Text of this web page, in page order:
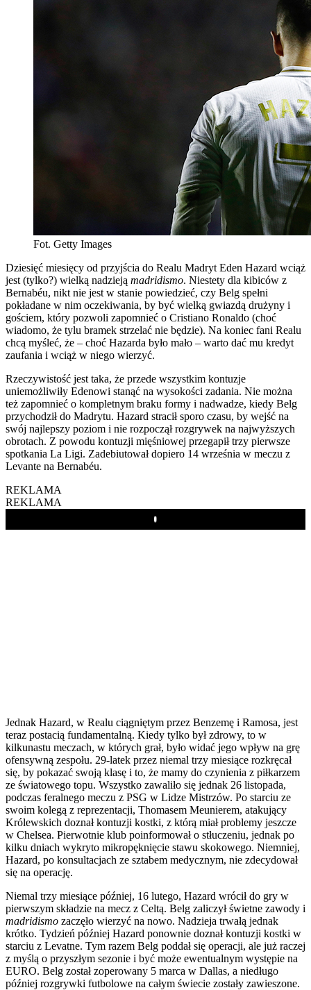
Fot. Getty Images
Dziesięć miesięcy od przyjścia do Realu Madryt Eden Hazard wciąż
jest (tylko?) wielką nadzieją madridismo. Niestety dla kibiców z
Bernabéu, nikt nie jest w stanie powiedzieć, czy Belg spełni
pokładane w nim oczekiwania, by być wielką gwiazdą drużyny i
gościem, który pozwoli zapomnieć o Cristiano Ronaldo (choć
wiadomo, że tylu bramek strzelać nie będzie). Na koniec fani Realu
chcą myśleć, że – choć Hazarda było mało – warto dać mu kredyt
zaufania i wciąż w niego wierzyć.
Rzeczywistość jest taka, że przede wszystkim kontuzje
uniemożliwiły Edenowi stanąć na wysokości zadania. Nie można
też zapomnieć o kompletnym braku formy i nadwadze, kiedy Belg
przychodził do Madrytu. Hazard stracił sporo czasu, by wejść na
swój najlepszy poziom i nie rozpoczął rozgrywek na najwyższych
obrotach. Z powodu kontuzji mięśniowej przegapił trzy pierwsze
spotkania La Ligi. Zadebiutował dopiero 14 września w meczu z
Levante na Bernabéu.
REKLAMA
REKLAMA
Play
Jednak Hazard, w Realu ciągniętym przez Benzemę i Ramosa, jest
teraz postacią fundamentalną. Kiedy tylko był zdrowy, to w
kilkunastu meczach, w których grał, było widać jego wpływ na grę
ofensywną zespołu. 29-latek przez niemal trzy miesiące rozkręcał
się, by pokazać swoją klasę i to, że mamy do czynienia z piłkarzem
ze światowego topu. Wszystko zawaliło się jednak 26 listopada,
podczas feralnego meczu z PSG w Lidze Mistrzów. Po starciu ze
swoim kolegą z reprezentacji, Thomasem Meunierem, atakujący
Królewskich doznał kontuzji kostki, z którą miał problemy jeszcze
w Chelsea. Pierwotnie klub poinformował o stłuczeniu, jednak po
kilku dniach wykryto mikropęknięcie stawu skokowego. Niemniej,
Hazard, po konsultacjach ze sztabem medycznym, nie zdecydował
się na operację.
Niemal trzy miesiące później, 16 lutego, Hazard wrócił do gry w
pierwszym składzie na mecz z Celtą. Belg zaliczył świetne zawody i
madridismo zaczęło wierzyć na nowo. Nadzieja trwałą jednak
krótko. Tydzień później Hazard ponownie doznał kontuzji kostki w
starciu z Levatne. Tym razem Belg poddał się operacji, ale już raczej
z myślą o przyszłym sezonie i być może ewentualnym występie na
EURO. Belg został zoperowany 5 marca w Dallas, a niedługo
później rozgrywki futbolowe na całym świecie zostały zawieszone.